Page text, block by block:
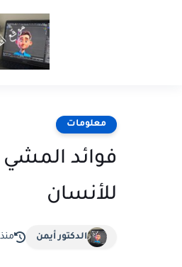
معلومات
للأنسان
الدكتور أيمن منذ 4 سنة